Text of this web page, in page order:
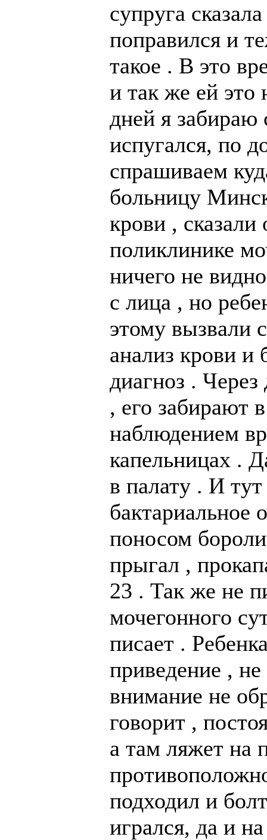
супруга
поправился и
такое . В это
и так же ей это
дней я забираю
испугался, по
спрашиваем
больницу
крови ,
поликлинике
ничего не
с лица , но
этому вызвали
анализ крови
диагноз . Через
, его забирают
наблюдением
капельницах .
в палату . И
бактариальное
поносом
прыгал ,
23 . Так же не
мочегонного
писает .
приведение ,
внимание не
говорит ,
а там ляжет на
подходил и
игрался, да и